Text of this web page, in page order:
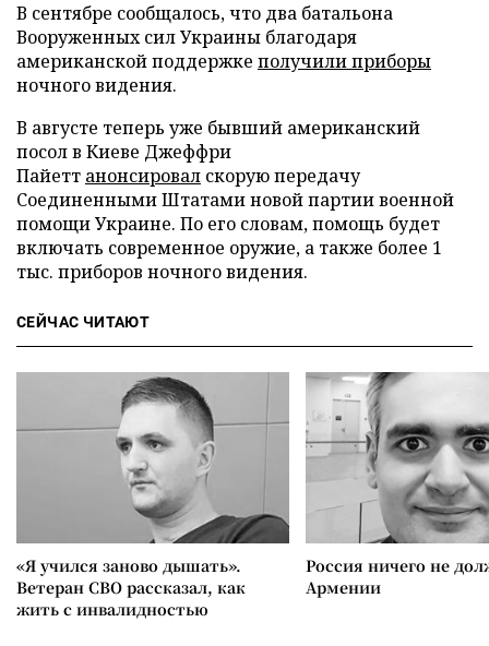
В сентябре сообщалось, что два батальона
Вооруженных сил Украины благодаря
американской поддержке получили приборы
ночного видения.
В августе теперь уже бывший американский
посол в Киеве Джеффри
Пайетт анонсировал скорую передачу
Соединенными Штатами новой партии военной
помощи Украине. По его словам, помощь будет
включать современное оружие, а также более 1
тыс. приборов ночного видения.
СЕЙЧАС ЧИТАЮТ
«Я учился заново дышать».
Ветеран СВО рассказал, как
жить с инвалидностью
Россия ничего не
Армении